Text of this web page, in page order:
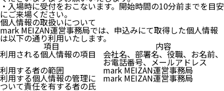
・入場時に受付をおこないます。開始時間の10分前までを目安
にご来場ください。
個人情報の取扱いについて
mark MEIZAN運営事務局では、申込みにて取得した個人情報
は以下の通り利用いたします。
項目 内容
利用される個人情報の項目 会社名、部署名、役職、お名前、
お電話番号、メールアドレス
利用する者の範囲 mark MEIZAN運営事務局
利用する個人情報の管理に
ついて責任を有する者の氏
mark MEIZAN運営事務局